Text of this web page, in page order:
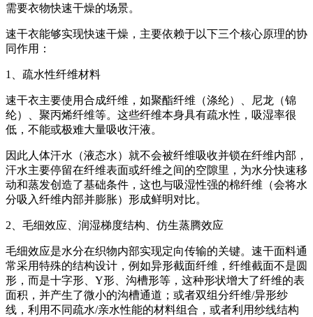
需要衣物快速干燥的场景。
速干衣能够实现快速干燥，主要依赖于以下三个核心原理的协
同作用：
1、疏水性纤维材料
速干衣主要使用合成纤维，如聚酯纤维（涤纶）、尼龙（锦
纶）、聚丙烯纤维等。这些纤维本身具有疏水性，吸湿率很
低，不能或极难大量吸收汗液。
因此人体汗水（液态水）就不会被纤维吸收并锁在纤维内部，
汗水主要停留在纤维表面或纤维之间的空隙里，为水分快速移
动和蒸发创造了基础条件，这也与吸湿性强的棉纤维（会将水
分吸入纤维内部并膨胀）形成鲜明对比。
2、毛细效应、润湿梯度结构、仿生蒸腾效应
毛细效应是水分在织物内部实现定向传输的关键。速干面料通
常采用特殊的结构设计，例如异形截面纤维，纤维截面不是圆
形，而是十字形、Y形、沟槽形等，这种形状增大了纤维的表
面积，并产生了微小的沟槽通道；或者双组分纤维/异形纱
线，利用不同疏水/亲水性能的材料组合，或者利用纱线结构